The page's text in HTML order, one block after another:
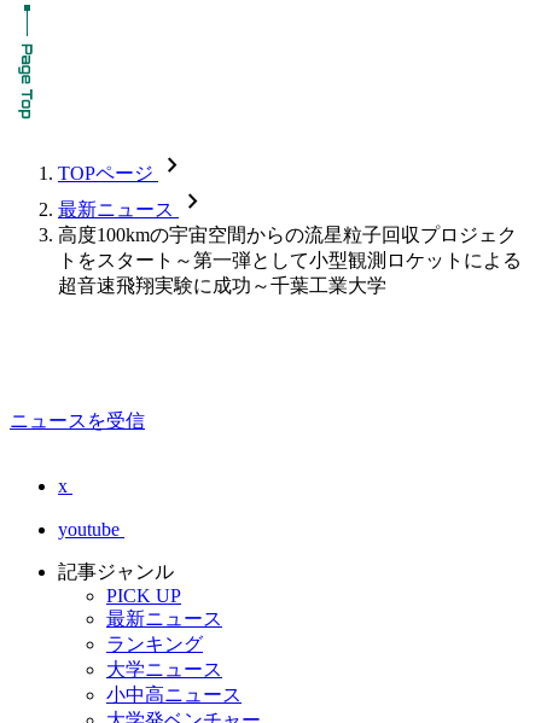
TOPページ chevron_forward
最新ニュース chevron_forward
高度100kmの宇宙空間からの流星粒子回収プロジェク
トをスタート～第一弾として小型観測ロケットによる
超音速飛翔実験に成功～千葉工業大学
ニュースを受信
x
youtube
記事ジャンル
PICK UP
最新ニュース
ランキング
大学ニュース
小中高ニュース